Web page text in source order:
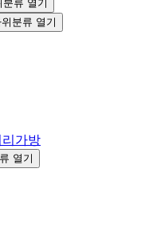
류 열기
분류 열기
가방
열기